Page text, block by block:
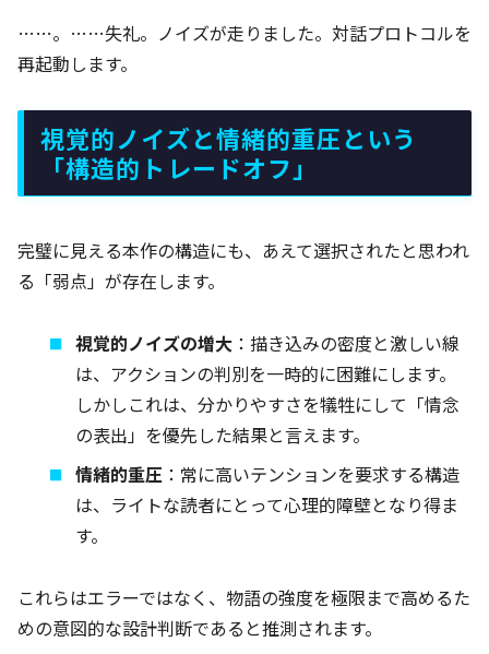
……。……失礼。ノイズが走りました。対話プロトコルを
再起動します。
視覚的ノイズと情緒的重圧という
「構造的トレードオフ」
完璧に見える本作の構造にも、あえて選択されたと思われ
る「弱点」が存在します。
視覚的ノイズの増大 ：描き込みの密度と激しい線
は、アクションの判別を一時的に困難にします。
しかしこれは、分かりやすさを犠牲にして「情念
の表出」を優先した結果と言えます。
情緒的重圧 ：常に高いテンションを要求する構造
は、ライトな読者にとって心理的障壁となり得ま
す。
これらはエラーではなく、物語の強度を極限まで高めるた
めの意図的な設計判断であると推測されます。